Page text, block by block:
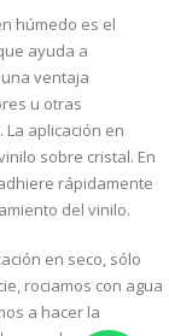
húmedo es el
ayuda a
ventaja
u otras
aplicación en
sobre cristal. En
rápidamente
del vinilo.
en seco, sólo
rociamos con agua
a hacer la